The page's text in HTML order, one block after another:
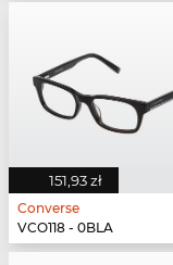
151,93 zł
Converse
VCO118 - 0BLA